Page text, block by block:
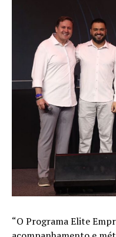
“O Programa Elite